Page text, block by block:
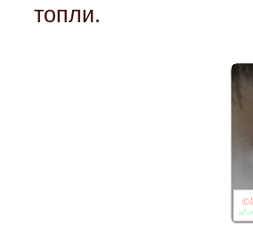
топли.